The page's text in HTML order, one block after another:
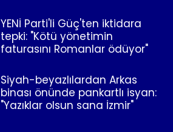
YENİ Parti'li Güç'ten iktidara
tepki: "Kötü yönetimin
faturasını Romanlar ödüyor"
Siyah-beyazlılardan Arkas
binası önünde pankartlı isyan:
"Yazıklar olsun sana İzmir"